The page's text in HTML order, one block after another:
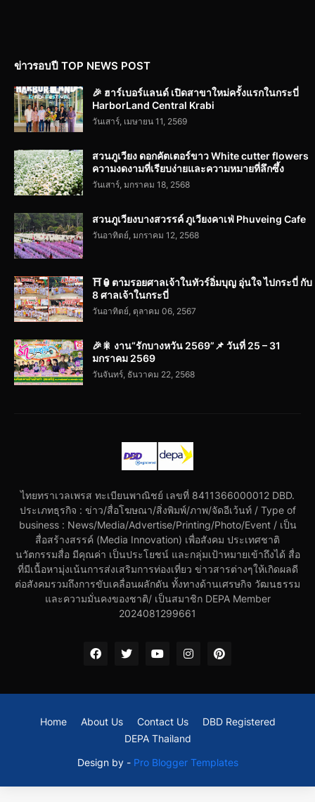
ข่าวรอบปี TOP NEWS POST
🎉 ฮาร์เบอร์แลนด์ เปิดสาขาใหม่ครั้งแรกในกระบี่
HarborLand Central Krabi
วันเสาร์, เมษายน 11, 2569
สวนภูเวียง ดอกคัตเตอร์ขาว White cutter flowers
ความงดงามที่เรียบง่ายและความหมายที่ลึกซึ้ง
วันเสาร์, มกราคม 18, 2568
สวนภูเวียงบางสวรรค์ ภูเวียงคาเฟ่ Phuveing Cafe
วันอาทิตย์, มกราคม 12, 2568
⛩️🏮ตามรอยศาลเจ้าในทัวร์อิ่มบุญ อุ่นใจ ไปกระบี่ กับ
8 ศาลเจ้าในกระบี่
วันอาทิตย์, ตุลาคม 06, 2567
🎉🎇 งาน“รักบางหวัน 2569”📌 วันที่ 25 – 31
มกราคม 2569
วันจันทร์, ธันวาคม 22, 2568
ไทยทราเวลเพรส ทะเบียนพาณิชย์ เลขที่ 8411366000012 DBD.
ประเภทธุรกิจ : ข่าว/สื่อโฆษณา/สิ่งพิมพ์/ภาพ/จัดอีเว้นท์ / Type of
business : News/Media/Advertise/Printing/Photo/Event / เป็น
สื่อสร้างสรรค์ (Media Innovation) เพื่อสังคม ประเทศชาติ
นวัตกรรมสื่อ มีคุณค่า เป็นประโยชน์ และกลุ่มเป้าหมายเข้าถึงได้ สื่อ
ที่มีเนื้อหามุ่งเน้นการส่งเสริมการท่องเที่ยว ข่าวสารต่างๆให้เกิดผลดี
ต่อสังคมรวมถึงการขับเคลื่อนผลักดัน ทั้งทางด้านเศรษกิจ วัฒนธรรม
และความมั่นคงของชาติ/ เป็นสมาชิก DEPA Member
2024081299661
Design by - Pro Blogger Templates
Home About Us Contact Us
DBD Registered
DEPA Thailand